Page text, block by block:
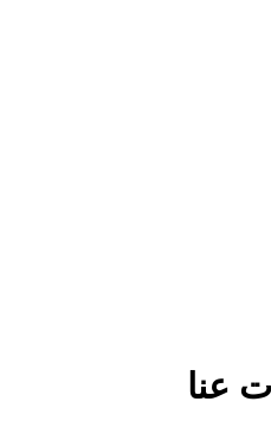
عنا